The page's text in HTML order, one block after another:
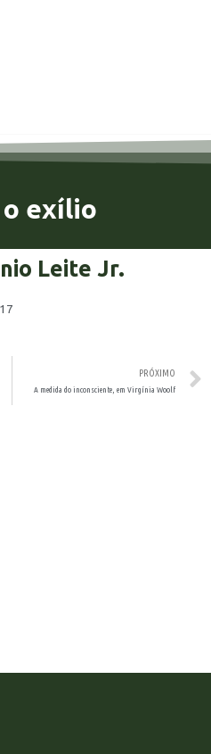
exílio
Leite Jr.
PRÓXIMO
A medida do inconsciente, em Virgínia Woolf